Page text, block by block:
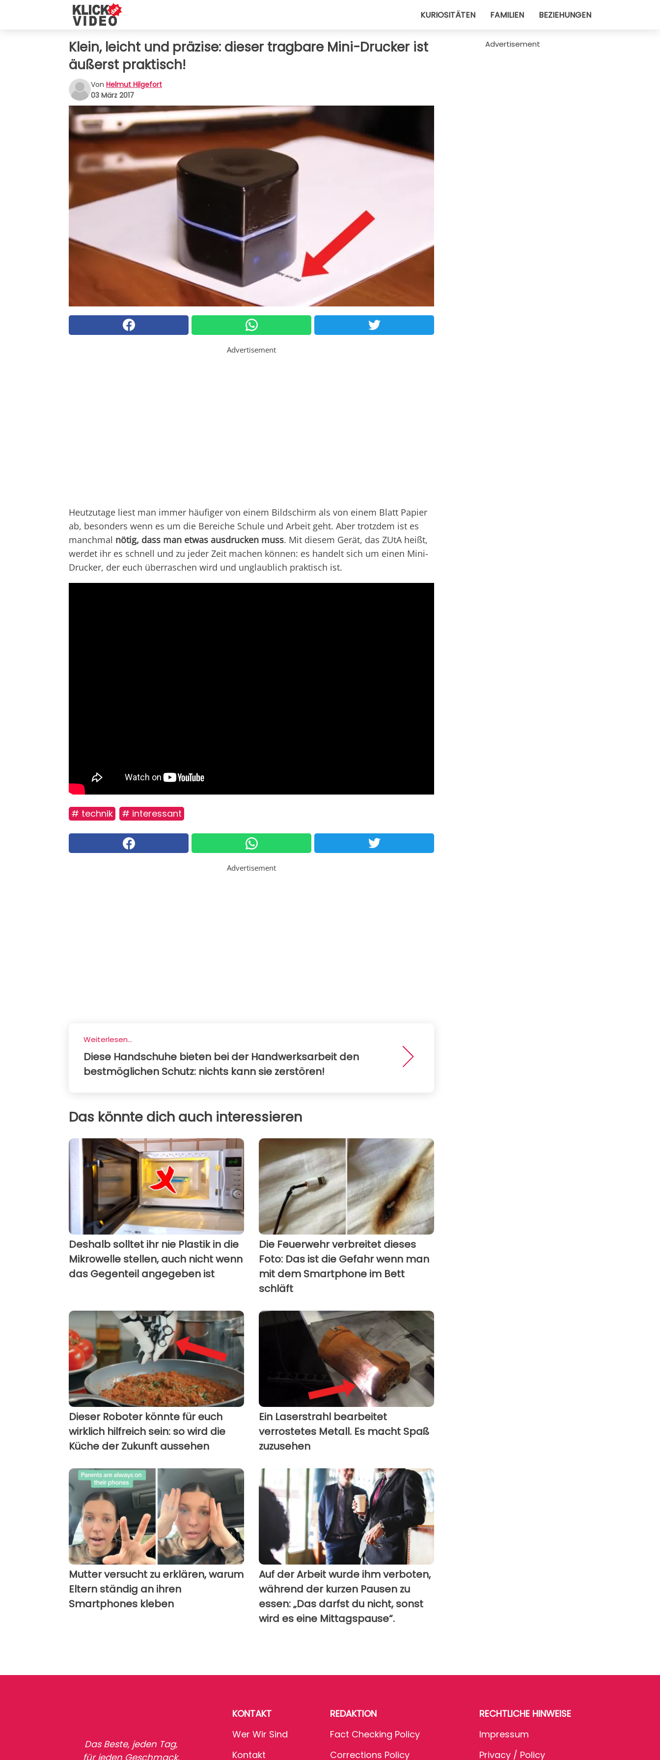
KURIOSITÄTEN FAMILIEN BEZIEHUNGEN
Klein, leicht und präzise: dieser tragbare Mini-Drucker ist
äußerst praktisch!
Von Helmut Hilgefort
03 März 2017
Advertisement
Heutzutage liest man immer häufiger von einem Bildschirm als von einem Blatt Papier
ab, besonders wenn es um die Bereiche Schule und Arbeit geht. Aber trotzdem ist es
manchmal nötig, dass man etwas ausdrucken muss. Mit diesem Gerät, das ZUtA heißt,
werdet ihr es schnell und zu jeder Zeit machen können: es handelt sich um einen Mini-
Drucker, der euch überraschen wird und unglaublich praktisch ist.
# technik # interessant
Advertisement
Weiterlesen...
Diese Handschuhe bieten bei der Handwerksarbeit den
bestmöglichen Schutz: nichts kann sie zerstören!
Das könnte dich auch interessieren
Deshalb solltet ihr nie Plastik in die
Mikrowelle stellen, auch nicht wenn
das Gegenteil angegeben ist
Die Feuerwehr verbreitet dieses
Foto: Das ist die Gefahr wenn man
mit dem Smartphone im Bett
schläft
Dieser Roboter könnte für euch
wirklich hilfreich sein: so wird die
Küche der Zukunft aussehen
Ein Laserstrahl bearbeitet
verrostetes Metall. Es macht Spaß
zuzusehen
Mutter versucht zu erklären, warum
Eltern ständig an ihren
Smartphones kleben
Auf der Arbeit wurde ihm verboten,
während der kurzen Pausen zu
essen: „Das darfst du nicht, sonst
wird es eine Mittagspause“.
Advertisement
Das Beste, jeden Tag,
für jeden Geschmack.
KONTAKT
Wer Wir Sind
Kontakt
REDAKTION
Fact Checking Policy
Corrections Policy
RECHTLICHE HINWEISE
Impressum
Privacy / Policy